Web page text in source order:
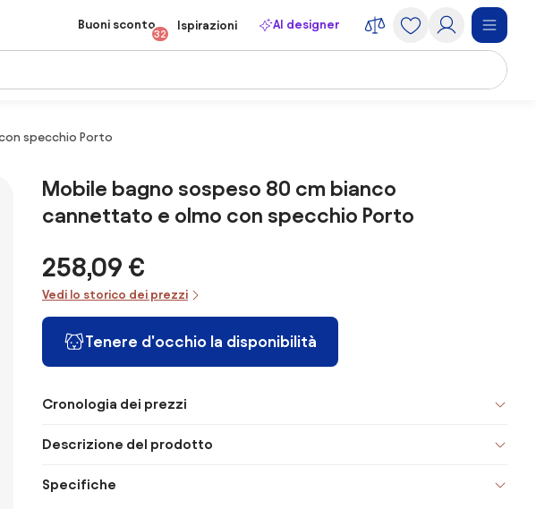
Buoni sconto
32
Ispirazioni AI designer
specchio Porto
Mobile bagno sospeso 80 cm bianco
cannettato e olmo con specchio Porto
258,09 €
Vedi lo storico dei prezzi
Tenere d'occhio la disponibilità
Cronologia dei prezzi
Descrizione del prodotto
Specifiche